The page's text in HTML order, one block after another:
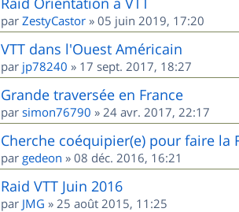
par ZestyCastor » 05 juin 2019, 17:20
VTT dans l'Ouest Américain
par jp78240 » 17 sept. 2017, 18:27
Grande traversée en France
par simon76790 » 24 avr. 2017, 22:17
Cherche coéquipier(e) pour faire la
par gedeon » 08 déc. 2016, 16:21
Raid VTT Juin 2016
par JMG » 25 août 2015, 11:25